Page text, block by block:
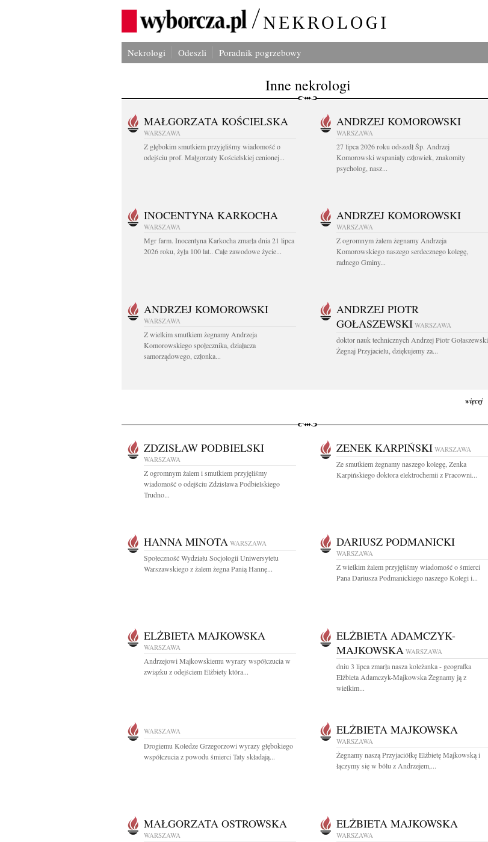
Nekrologi Odeszli Poradnik pogrzebowy
Inne nekrologi
MAŁGORZATA KOŚCIELSKA
WARSZAWA
Z głębokim smutkiem przyjęliśmy wiadomość o
odejściu prof. Małgorzaty Kościelskiej cenionej...
ANDRZEJ KOMOROWSKI
WARSZAWA
27 lipca 2026 roku odszedł Śp. Andrzej
Komorowski wspaniały człowiek, znakomity
psycholog, nasz...
INOCENTYNA KARKOCHA
WARSZAWA
Mgr farm. Inocentyna Karkocha zmarła dnia 21 lipca
2026 roku, żyła 100 lat.. Całe zawodowe życie...
ANDRZEJ KOMOROWSKI
WARSZAWA
Z ogromnym żalem żegnamy Andrzeja
Komorowskiego naszego serdecznego kolegę,
radnego Gminy...
ANDRZEJ KOMOROWSKI
WARSZAWA
Z wielkim smutkiem żegnamy Andrzeja
Komorowskiego społecznika, działacza
samorządowego, członka...
ANDRZEJ PIOTR
GOŁASZEWSKI WARSZAWA
doktor nauk technicznych Andrzej Piotr Gołaszewski
Żegnaj Przyjacielu, dziękujemy za...
więcej
ZDZISŁAW PODBIELSKI
WARSZAWA
Z ogromnym żalem i smutkiem przyjęliśmy
wiadomość o odejściu Zdzisława Podbielskiego
Trudno...
ZENEK KARPIŃSKI WARSZAWA
Ze smutkiem żegnamy naszego kolegę, Zenka
Karpińskiego doktora elektrochemii z Pracowni...
HANNA MINOTA WARSZAWA
Społeczność Wydziału Socjologii Uniwersytetu
Warszawskiego z żalem żegna Panią Hannę...
DARIUSZ PODMANICKI
WARSZAWA
Z wielkim żalem przyjęliśmy wiadomość o śmierci
Pana Dariusza Podmanickiego naszego Kolegi i...
ELŻBIETA MAJKOWSKA
WARSZAWA
Andrzejowi Majkowskiemu wyrazy współczucia w
związku z odejściem Elżbiety która...
ELŻBIETA ADAMCZYK-
MAJKOWSKA WARSZAWA
dniu 3 lipca zmarła nasza koleżanka - geografka
Elżbieta Adamczyk-Majkowska Żegnamy ją z
wielkim...
WARSZAWA
Drogiemu Koledze Grzegorzowi wyrazy głębokiego
współczucia z powodu śmierci Taty składają...
ELŻBIETA MAJKOWSKA
WARSZAWA
Żegnamy naszą Przyjaciółkę Elżbietę Majkowską i
łączymy się w bólu z Andrzejem,...
MAŁGORZATA OSTROWSKA
WARSZAWA
ELŻBIETA MAJKOWSKA
WARSZAWA